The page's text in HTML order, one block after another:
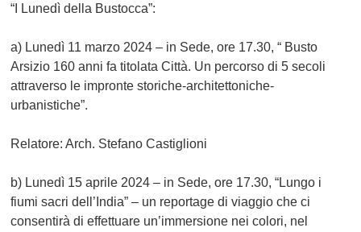
“I Lunedì della Bustocca”:
a) Lunedì 11 marzo 2024 – in Sede, ore 17.30, “ Busto
Arsizio 160 anni fa titolata Città. Un percorso di 5 secoli
attraverso le impronte storiche-architettoniche-
urbanistiche”.
Relatore: Arch. Stefano Castiglioni
b) Lunedì 15 aprile 2024 – in Sede, ore 17.30, “Lungo i
fiumi sacri dell’India” – un reportage di viaggio che ci
consentirà di effettuare un’immersione nei colori, nel